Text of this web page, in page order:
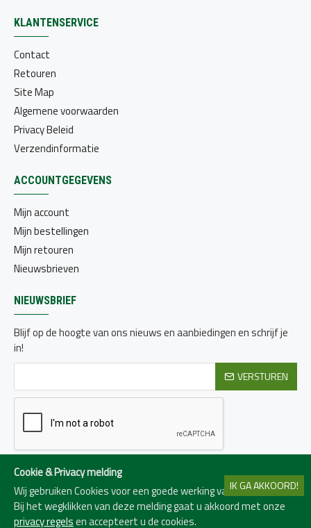
KLANTENSERVICE
Contact
Retouren
Site Map
Algemene voorwaarden
Privacy Beleid
Verzendinformatie
ACCOUNTGEGEVENS
Mijn account
Mijn bestellingen
Mijn retouren
Nieuwsbrieven
NIEUWSBRIEF
Blijf op de hoogte van ons nieuws en aanbiedingen en schrijf je
in!
VERSTUREN
Ik heb de Privacy beleid
Copyright © Chr. de Leeuw & Zonen 2024
IK GA AKKOORD!
Cookie & Privacy melding
Wij gebruiken Cookies voor een goede werking van de website.
Bij het wegklikken van deze melding gaat u akkoord met onze
privacy regelsen accepteert u de cookies.
FILTER ARTIKELEN